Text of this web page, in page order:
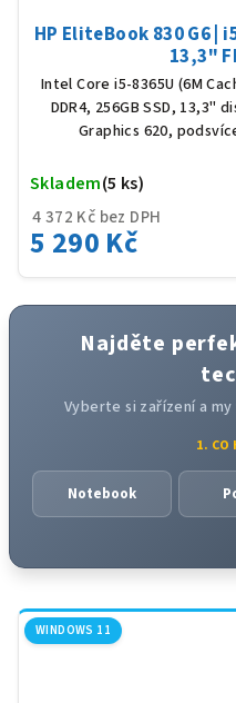
HP EliteBook 830 G6 |
13,3"
Intel Core i5-8365U (6M
DDR4, 256GB SSD, 13,3"
Graphics 620,
4 372 Kč bez DPH
5 290 Kč
Skladem(5 ks)
Najděte
Vyberte si zařízení a
1. CO
Notebook
WINDOWS 11